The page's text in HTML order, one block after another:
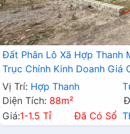
Đất Phân Lô Xã Hợp Thanh
Trục Chính Kinh Doanh Giá
Vị Trí: Hợp Thanh
Diện Tích: 88m²
Giá:1-1.5 Tỉ Đã Có Sổ